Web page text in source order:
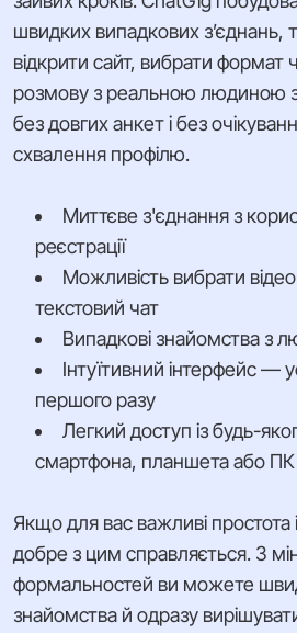
швидких випадкових
відкрити сайт, вибрати формат
розмову з реальною людиною
без довгих анкет і без
схвалення профілю.
Миттєве з'єднання з
реєстрації
Можливість вибрати
текстовий чат
Випадкові знайомства з
Інтуїтивний інтерфейс —
першого разу
Легкий доступ із будь-
смартфона, планшета або ПК
Якщо для вас важливі простота
добре з цим справляється. З
формальностей ви можете
знайомства й одразу